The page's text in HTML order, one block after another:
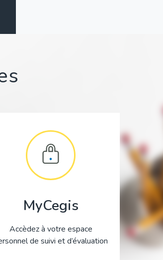
MyCegis
Accèdez à votre espace
de suivi et d’évaluation